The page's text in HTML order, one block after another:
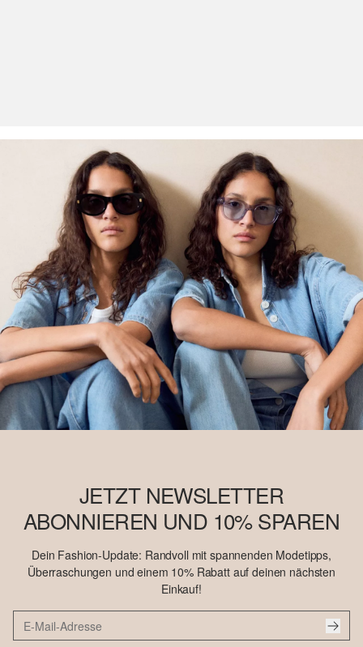
JETZT NEWSLETTER
ABONNIEREN UND 10% SPAREN
Dein Fashion-Update: Randvoll mit spannenden Modetipps,
Überraschungen und einem 10% Rabatt auf deinen nächsten
Einkauf!